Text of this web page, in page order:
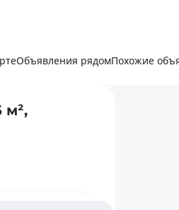
Объявления рядомПохожие
м²,